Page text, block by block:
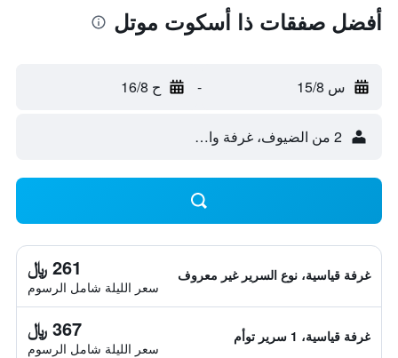
أفضل صفقات ذا أسكوت موتل
س 15/8 - ح 16/8
2 من الضيوف، غرفة واحدة
غرفة قياسية، نوع السرير غير معروف 261 ﷼
سعر الليلة شامل الرسوم
غرفة قياسية، 1 سرير توأم 367 ﷼
سعر الليلة شامل الرسوم